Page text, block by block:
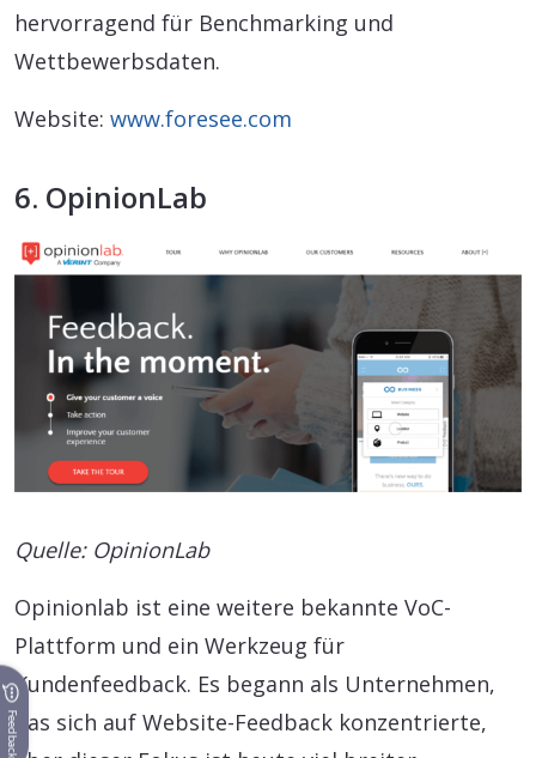
hervorragend für Benchmarking und
Wettbewerbsdaten.
Website: www.foresee.com
6. OpinionLab
Quelle: OpinionLab
Opinionlab ist eine weitere bekannte VoC-
Plattform und ein Werkzeug für
Kundenfeedback. Es begann als Unternehmen,
das sich auf Website-Feedback konzentrierte,
Feedback